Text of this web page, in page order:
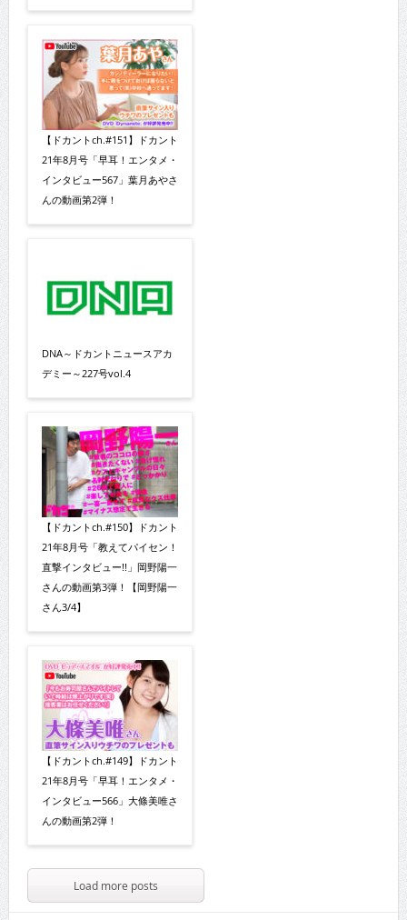
【ドカントch.#151】ドカント
21年8月号「早耳！エンタメ・
インタビュー567」葉月あやさ
んの動画第2弾！
DNA～ドカントニュースアカ
デミー～227号vol.4
【ドカントch.#150】ドカント
21年8月号「教えてパイセン！
直撃インタビュー!!」岡野陽一
さんの動画第3弾！【岡野陽一
さん3/4】
【ドカントch.#149】ドカント
21年8月号「早耳！エンタメ・
インタビュー566」大條美唯さ
んの動画第2弾！
Load more posts